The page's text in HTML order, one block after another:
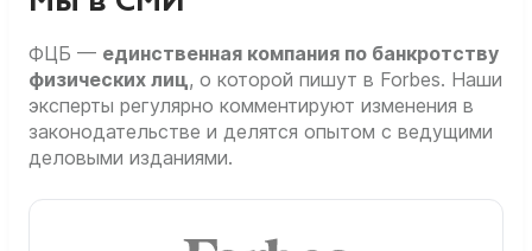
ФЦБ — единственная компания по банкротству
физических лиц, о которой пишут в Forbes. Наши
эксперты регулярно комментируют изменения в
законодательстве и делятся опытом с ведущими
деловыми изданиями.